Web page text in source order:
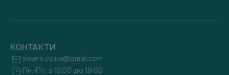
КОНТАКТИ
sisters.co.ua@gmail.com
Пн.-Пт. з 10:00 до 19:00